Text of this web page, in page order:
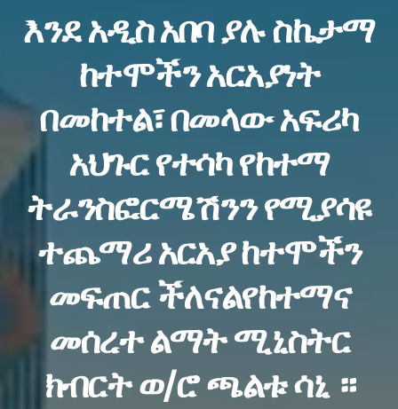
እንደ አዲስ አበባ ያሉ ስኬታማ
ከተሞችን አርአያነት
በመከተል፣ በመላው አፍሪካ
አህጉር የተሳካ የከተማ
ትራንስፎርሜሽንን የሚያሳዩ
ተጨማሪ አርአያ ከተሞችን
መፍጠር ችለናልየከተማና
መሰረተ ልማት ሚኒስትር
ክብርት ወ/ሮ ጫልቱ ሳኒ ።